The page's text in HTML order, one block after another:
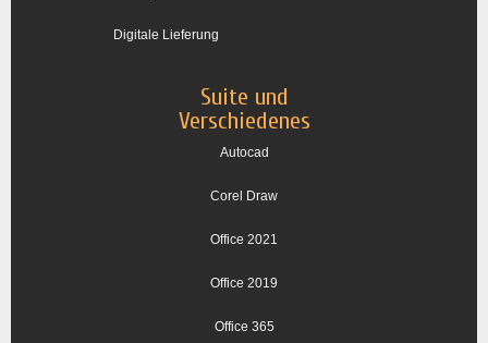
Digitale Lieferung
Suite und
Verschiedenes
Autocad
Corel Draw
Office 2021
Office 2019
Office 365